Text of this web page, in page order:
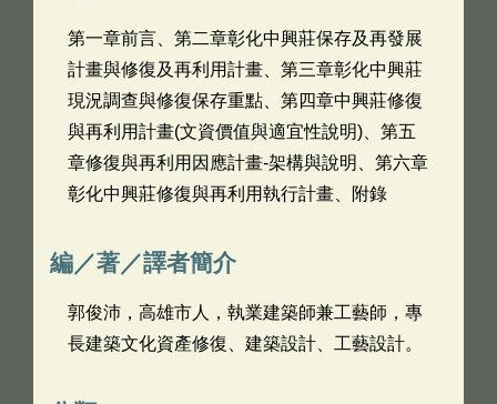
第一章前言、第二章彰化中興莊保存及再發展
計畫與修復及再利用計畫、第三章彰化中興莊
現況調查與修復保存重點、第四章中興莊修復
與再利用計畫(文資價值與適宜性說明)、第五
章修復與再利用因應計畫-架構與說明、第六章
彰化中興莊修復與再利用執行計畫、附錄
編／著／譯者簡介
郭俊沛，高雄市人，執業建築師兼工藝師，專
長建築文化資產修復、建築設計、工藝設計。